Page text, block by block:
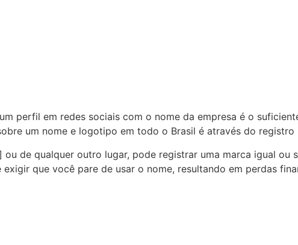
perfil em redes sociais com o nome da empresa é o
um nome e logotipo em todo o Brasil é através do
de qualquer outro lugar, pode registrar uma marca igual ou
que você pare de usar o nome, resultando em perdas